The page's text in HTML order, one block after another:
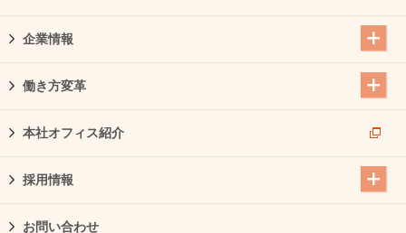
企業情報
働き方変革
本社オフィス紹介
採用情報
お問い合わせ